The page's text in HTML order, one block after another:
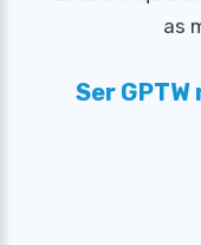
as
Ser